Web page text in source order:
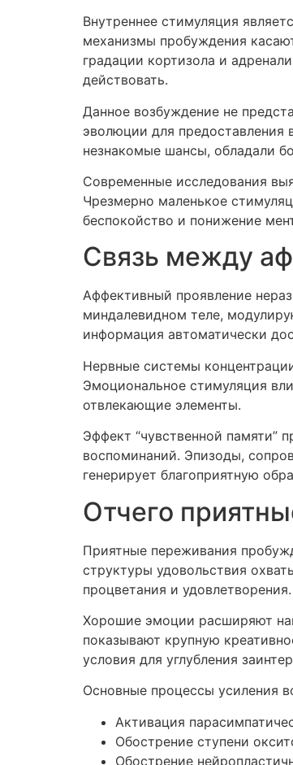
Внутреннее стимуляция
механизмы пробуждения
градации кортизола и
действовать.
Данное возбуждение не
эволюции для
незнакомые шансы, обладали
Современные исследования
Чрезмерно маленькое
беспокойство и понижение
Связь между
Аффективный проявление
миндалевидном теле,
информация автоматически
Нервные системы
Эмоциональное стимуляция
отвлекающие элементы.
Эффект “чувственной памяти”
воспоминаний. Эпизоды,
генерирует благоприятную
Отчего
Приятные переживания
структуры удовольствия
процветания и удовлетворения.
Хорошие эмоции расширяют
показывают крупную
условия для углубления
Основные процессы усиления
Активация
Обострение ступени
Обострение